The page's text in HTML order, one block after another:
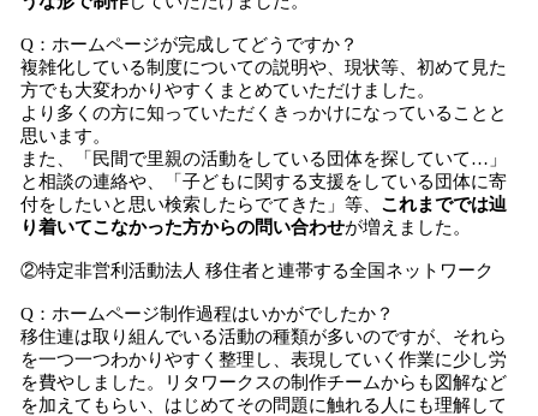
Q：ホームページが完成してどうですか？
複雑化している制度についての説明や、現状等、初めて見た
方でも大変わかりやすくまとめていただけました。
より多くの方に知っていただくきっかけになっていることと
思います。
また、「民間で里親の活動をしている団体を探していて…」
と相談の連絡や、「子どもに関する支援をしている団体に寄
付をしたいと思い検索したらでてきた」等、 これまででは辿
り着いてこなかった方からの問い合わせが増えました。
②特定非営利活動法人 移住者と連帯する全国ネットワーク
Q：ホームページ制作過程はいかがでしたか？
移住連は取り組んでいる活動の種類が多いのですが、それら
を一つ一つわかりやすく整理し、表現していく作業に少し労
を費やしました。リタワークスの制作チームからも図解など
を加えてもらい、はじめてその問題に触れる人にも理解して